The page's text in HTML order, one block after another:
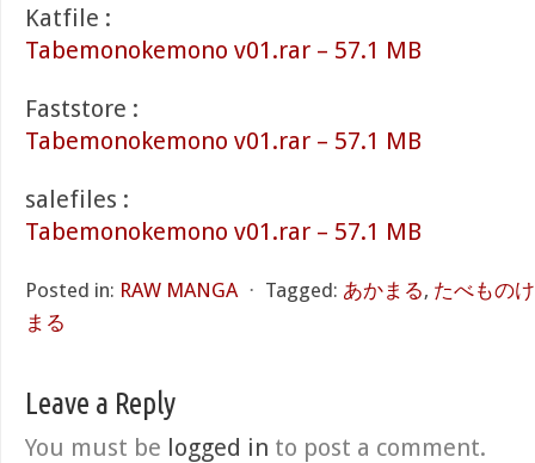
Katfile :
Tabemonokemono v01.rar – 57.1 MB
Faststore :
Tabemonokemono v01.rar – 57.1 MB
salefiles :
Tabemonokemono v01.rar – 57.1 MB
Posted in: RAW MANGA ⋅ Tagged: あかまる, たべもの
まる
Leave a Reply
You must be logged in to post a comment.